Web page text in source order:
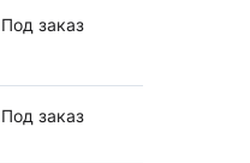
Под заказ
Под заказ